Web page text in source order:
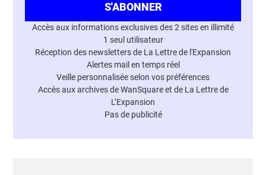
S'ABONNER
Accès aux informations exclusives des 2 sites en illimité
1 seul utilisateur
Réception des newsletters de La Lettre de l'Expansion
Alertes mail en temps réel
Veille personnalisée selon vos préférences
Accès aux archives de WanSquare et de La Lettre de
L’Expansion
Pas de publicité